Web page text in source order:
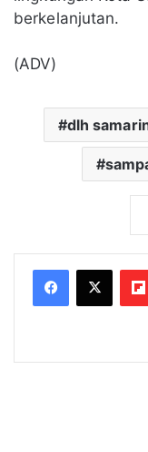
berkelanjutan.
(ADV)
dlh